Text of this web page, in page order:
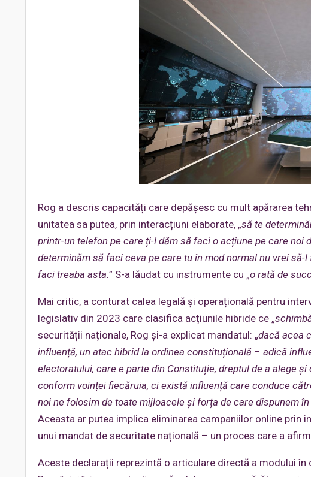
Rog a descris capacități care depășesc cu mult apărarea
unitatea sa putea, prin interacțiuni elaborate, „să te
printr-un telefon pe care ți-l dăm să faci o acțiune pe care noi
determinăm să faci ceva pe care tu în mod normal nu vrei
faci treaba asta.” S-a lăudat cu instrumente cu „o rată de
Mai critic, a conturat calea legală și operațională pentru
legislativ din 2023 care clasifica acțiunile hibride ce „
securității naționale, Rog și-a explicat mandatul: „dacă acea
influență, un atac hibrid la ordinea constituțională – adică
electoratului, care e parte din Constituție, dreptul de a alege
conform voinței fiecăruia, ci există influență care conduce
noi ne folosim de toate mijloacele și forța de care dispunem
Aceasta ar putea implica eliminarea campaniilor online prin
unui mandat de securitate națională – un proces care a
Aceste declarații reprezintă o articulare directă a modului